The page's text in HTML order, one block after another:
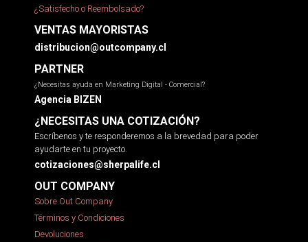
¿Satisfecho o Reembolsado?
VENTAS MAYORISTAS
distribucion@outcompany.cl
PARTNER
¿Necesitas ayuda en Marketing Digital - Comercial?
Agencia BIZEN
¿NECESITAS UNA COTIZACIÓN?
Escríbenos y te responderemos a la brevedad para poder
ayudarte en tu proyecto.
cotizaciones@sherpalife.cl
OUT COMPANY
Sobre Out Company
Términos y Condiciones
Devoluciones